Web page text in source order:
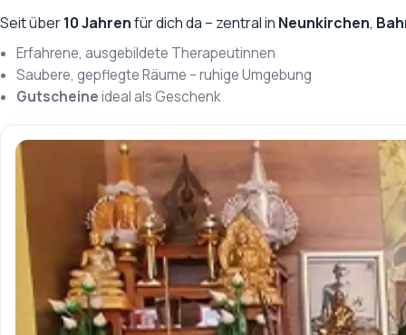
Seit über10 Jahrenfür dich da – zentral in Neunkirchen,
Erfahrene, ausgebildete Therapeutinnen
Saubere, gepflegte Räume – ruhige Umgebung
Gutscheineideal als Geschenk